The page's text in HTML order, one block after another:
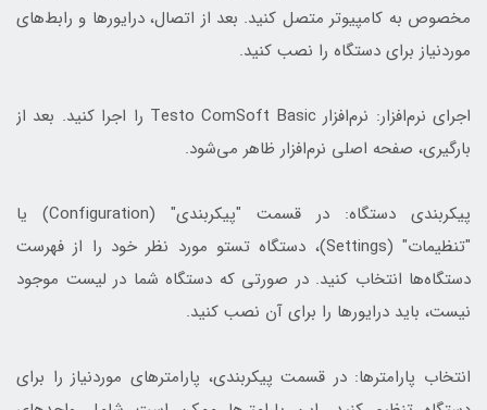
مخصوص به کامپیوتر متصل کنید. بعد از اتصال، درایورها و رابط‌های
موردنیاز برای دستگاه را نصب کنید.
اجرای نرم‌افزار: نرم‌افزار Testo ComSoft Basic را اجرا کنید. بعد از
بارگیری، صفحه اصلی نرم‌افزار ظاهر می‌شود.
پیکربندی دستگاه: در قسمت "پیکربندی" (Configuration) یا
"تنظیمات" (Settings)، دستگاه تستو مورد نظر خود را از فهرست
دستگاه‌ها انتخاب کنید. در صورتی که دستگاه شما در لیست موجود
نیست، باید درایورها را برای آن نصب کنید.
انتخاب پارامترها: در قسمت پیکربندی، پارامترهای موردنیاز را برای